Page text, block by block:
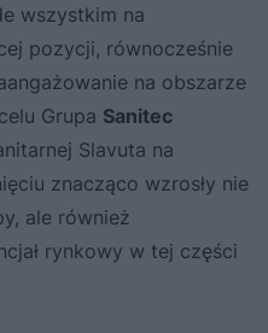
wszystkim na
pozycji, równocześnie
na obszarze
Grupa Sanitec
Slavuta na
znacząco wzrosły nie
ale również
rynkowy w tej części